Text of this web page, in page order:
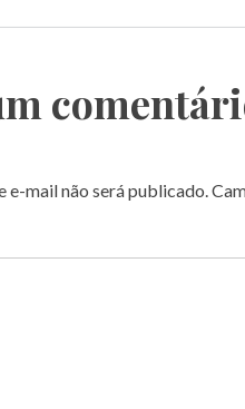
e-mail não será publicado.